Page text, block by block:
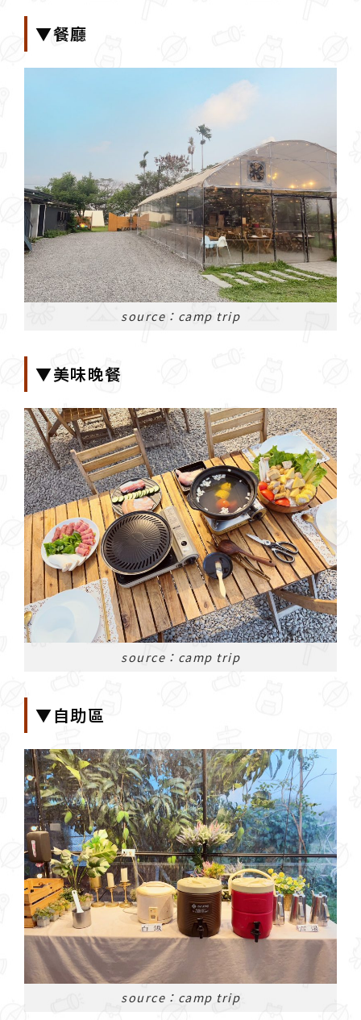
▼餐廳
source：camp trip
▼美味晚餐
source：camp trip
▼自助區
source：camp trip